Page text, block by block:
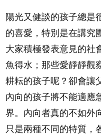
陽光又健談的孩子總是
的喜愛，特別是在講究
大家積極發表意見的社
魚得水；那些愛靜靜觀
耕耘的孩子呢？卻會讓
內向的孩子將不能適應
界。內向者真的不如外
只是兩種不同的特質，
你是不是也曾經以為只
婚，就自然能走到白頭
發現事情不如你所料？
如我們想像的簡單，卻
那麼難。一起來認識婚
相信許多人初為人父母
孩子呱呱落地，心中都
題～這裡一次過集合我
相關短片。 這段路讓我
有人話學多種語言越早
卻說一時間太多語言，
淆，到底誰是誰非？聽
解開語言學習的迷思～
很多父母都希望孩子係
女」，學業別太差，日
條。這樣的孩子是萬中
熊掌，不能兼得？...